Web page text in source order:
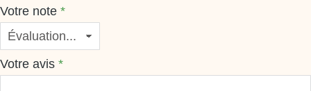
Votre note *
Votre avis *